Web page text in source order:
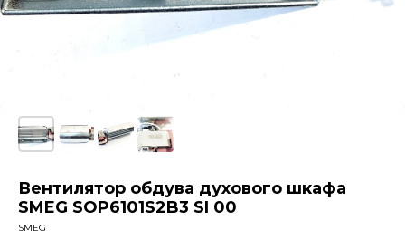
Вентилятор обдува духового шкафа
SMEG SOP6101S2B3 SI 00
SMEG